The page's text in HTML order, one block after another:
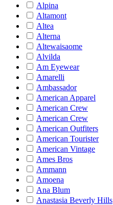
Alpina
Altamont
Altea
Alterna
Altewaisaome
Alvilda
Am Eyewear
Amarelli
Ambassador
American Apparel
American Crew
American Crew
American Outfiters
American Tourister
American Vintage
Ames Bros
Ammann
Amoena
Ana Blum
Anastasia Beverly Hills